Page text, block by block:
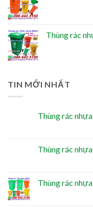
Thùng rác
TIN MỚI NHẤT
Thùng rác
Thùng rác
Thùng rác